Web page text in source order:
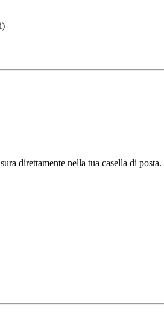
direttamente nella tua casella di posta.